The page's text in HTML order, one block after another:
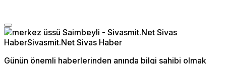
Günün önemli haberlerinden anında bilgi sahibi olmak